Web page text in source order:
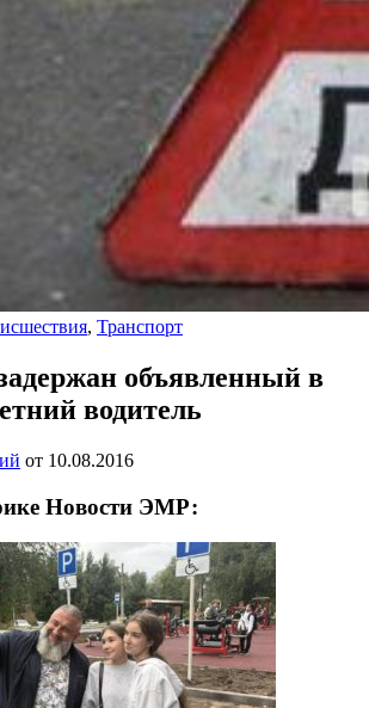
, Транспорт
объявленный в
водитель
от 10.08.2016
Новости ЭМР: